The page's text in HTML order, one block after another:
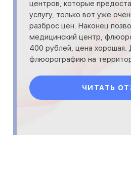
центров, которые
услугу, только вот уже
разброс цен. Наконец
медицинский центр,
400 рублей, цена хорошая.
флюорографию на
м. Курс
ЧИТАТЬ